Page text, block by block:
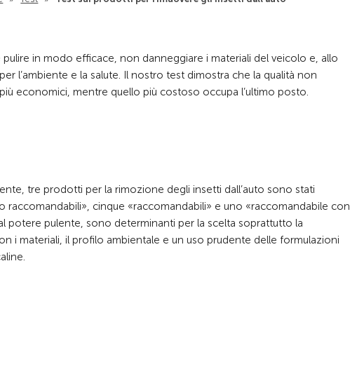
in modo efficace, non danneggiare i materiali del veicolo e, allo
l’ambiente e la salute. Il nostro test dimostra che la qualità non
economici, mentre quello più costoso occupa l’ultimo posto.
tre prodotti per la rimozione degli insetti dall’auto sono stati
raccomandabili», cinque «raccomandabili» e uno «raccomandabile con
potere pulente, sono determinanti per la scelta soprattutto la
i materiali, il profilo ambientale e un uso prudente delle formulazioni